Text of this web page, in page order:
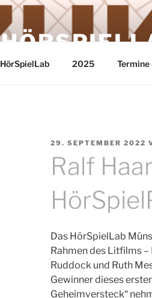
HörSpielLab 2025
VERÖFFENTLICHT
29. SEPTEMBER 2022
Ralf
Das HörSpielLab
Rahmen des Litfilms
Ruddock und Ruth
Gewinner dieses
Geheimversteck“